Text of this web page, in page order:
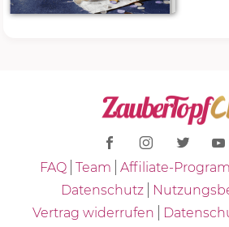
FAQ Team Affiliate-
Datenschutz
Vertrag widerrufen